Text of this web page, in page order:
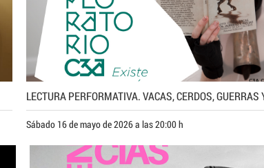
Sábado 16 de mayo de 2026 a las 20:00 h